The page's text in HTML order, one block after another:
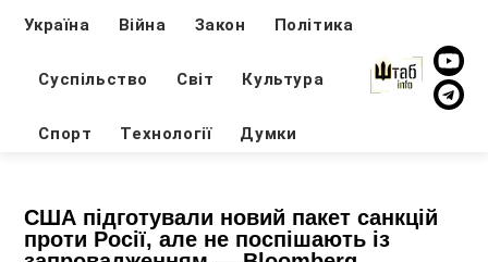
Україна Війна Закон Політика
Суспільство Світ Культура
Спорт Технології Думки
США підготували новий пакет санкцій
проти Росії, але не поспішають із